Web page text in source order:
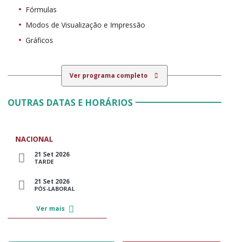
Fórmulas
Modos de Visualização e Impressão
Gráficos
Ver programa completo
OUTRAS DATAS E HORÁRIOS
NACIONAL
21 Set 2026
TARDE
21 Set 2026
PÓS-LABORAL
Ver mais